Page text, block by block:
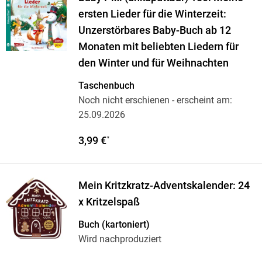
ersten Lieder für die Winterzeit:
Unzerstörbares Baby-Buch ab 12
Monaten mit beliebten Liedern für
den Winter und für Weihnachten
Taschenbuch
Noch nicht erschienen - erscheint am:
25.09.2026
3,99 €*
Mein Kritzkratz-Adventskalender: 24
x Kritzelspaß
Buch (kartoniert)
Wird nachproduziert